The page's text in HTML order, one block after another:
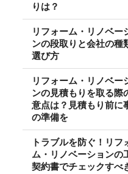
りは？
リフォーム・リノベー
ンの段取りと会社の種
選び方
リフォーム・リノベー
ンの見積もりを取る際
意点は？見積もり前に
の準備を
トラブルを防ぐ！リフ
ム・リノベーションの
契約書でチェックすべ